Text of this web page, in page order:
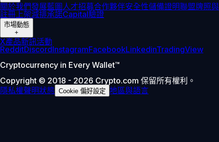
關於我們發展藍圖人才招募合作夥伴安全性儲備證明聯盟牌照與
註冊 上架減排承諾Capital驗證
市場動態
+
X產品新訊活動
RedditDiscordInstagramFacebookLinkedinTradingView
Cryptocurrency in Every Wallet™
Copyright © 2018 - 2026 Crypto.com 保留所有權利。
隱私權聲明狀態 Cookie 偏好設定 地區與語言